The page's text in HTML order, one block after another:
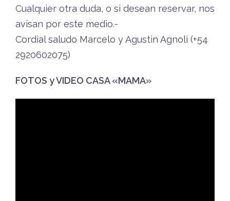
Cualquier otra duda, o si desean reservar, nos
avisan por este medio.-
Cordial saludo Marcelo y Agustin Agnoli (+54
2920602075)
FOTOS y VIDEO CASA «MAMA»